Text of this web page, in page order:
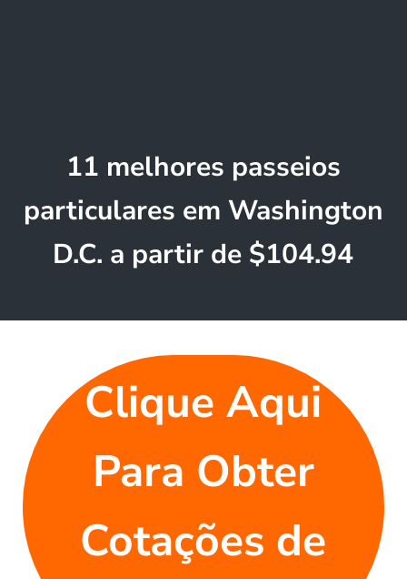
11 melhores passeios
particulares em Washington
D.C. a partir de $104.94
Clique Aqui
Para Obter
Cotações de